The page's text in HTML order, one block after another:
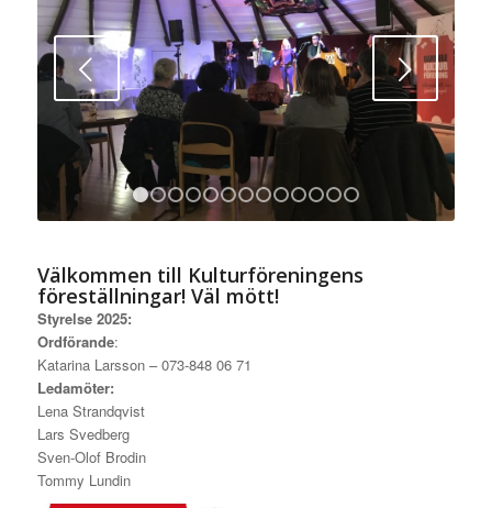
Nästa
1 2 3 4 5 6 7 1112
Välkommen till Kulturföreningens
föreställningar! Väl mött!
Styrelse 2025:
Ordförande:
Katarina Larsson–073-848 06 71
Ledamöter:
Lena Strandqvist
Lars Svedberg
Sven-Olof Brodin
Tommy Lundin